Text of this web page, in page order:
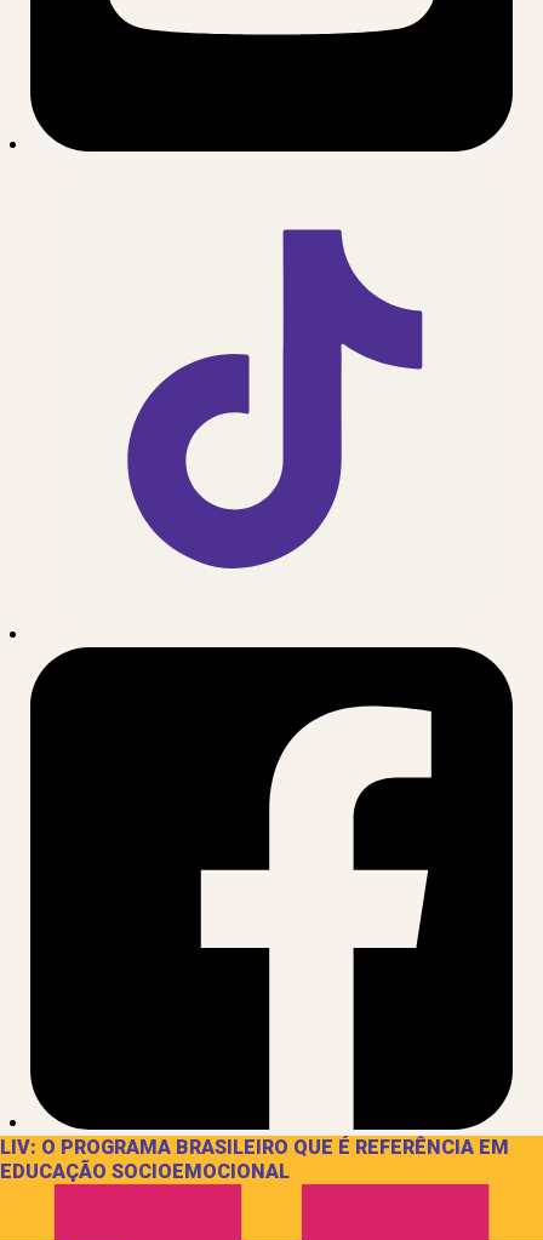
LIV: O PROGRAMA BRASILEIRO QUE É REFERÊNCIA EM
EDUCAÇÃO SOCIOEMOCIONAL